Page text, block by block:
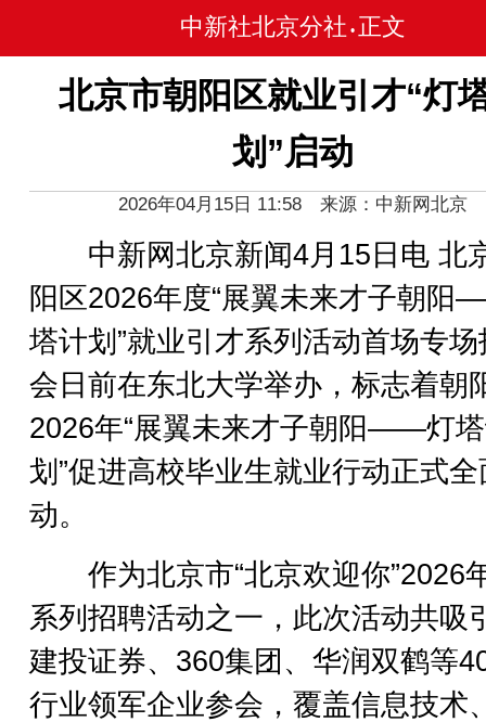
中新社北京分社 • 正文
北京市朝阳区就业引才“灯
划”启动
2026年04月15日 11:58 来源：中新网北京
中新网北京新闻4月15日电 北
阳区2026年度“展翼未来才子朝
塔计划”就业引才系列活动首场专
会日前在东北大学举办，标志着朝
2026年“展翼未来才子朝阳——灯
划”促进高校毕业生就业行动正式
动。
作为北京市“北京欢迎你”2026
系列招聘活动之一，此次活动共吸
建投证券、360集团、华润双鹤等
行业领军企业参会，覆盖信息技术